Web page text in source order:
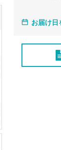
お届け日